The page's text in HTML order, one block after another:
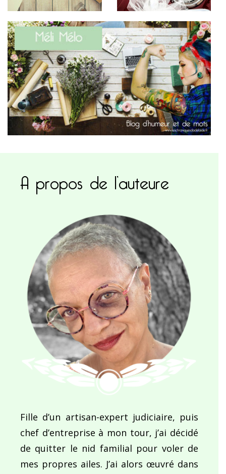
A propos de l’auteure
Fille d’un artisan-expert judiciaire, puis
chef d’entreprise à mon tour, j’ai décidé
de quitter le nid familial pour voler de
mes propres ailes. J’ai alors œuvré dans